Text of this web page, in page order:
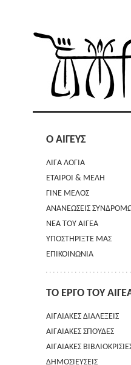
Ο ΑΙΓΕΥΣ
ΛΙΓΑ ΛΟΓΙΑ
ΕΤΑΙΡΟΙ & ΜΕΛΗ
ΓΙΝΕ ΜΕΛΟΣ
ΑΝΑΝΕΩΣΕΙΣ
ΝΕΑ ΤΟΥ ΑΙΓΕΑ
ΥΠΟΣΤΗΡΙΞΤΕ ΜΑΣ
ΕΠΙΚΟΙΝΩΝΙΑ
ΤΟ ΕΡΓΟ ΤΟΥ
ΑΙΓΑΙΑΚΕΣ ΔΙΑΛΕΞΕΙΣ
ΠΛΗΡΟΦΟΡΙΕΣ
ΑΙΓΑΙΑΚΕΣ ΣΠΟΥΔΕΣ
ΠΛΗΡΟΦΟΡΙΕΣ
ΟΔΗΓΙΕΣ ΠΡΟΣ
ΑΙΓΑΙΑΚΕΣ
ΠΛΗΡΟΦΟΡΙΕΣ
ΔΗΜΟΣΙΕΥΣΕΙΣ